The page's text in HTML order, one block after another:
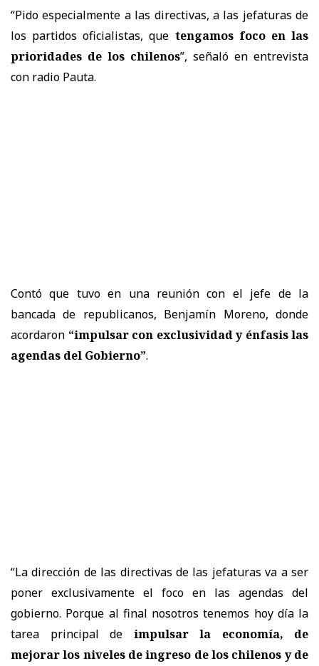
“Pido especialmente a las directivas, a las jefaturas de
los partidos oficialistas, que tengamos foco en las
prioridades de los chilenos”, señaló en entrevista
con radio Pauta.
Contó que tuvo en una reunión con el jefe de la
bancada de republicanos, Benjamín Moreno, donde
acordaron “impulsar con exclusividad y énfasis las
agendas del Gobierno”.
“La dirección de las directivas de las jefaturas va a ser
poner exclusivamente el foco en las agendas del
gobierno. Porque al final nosotros tenemos hoy día la
tarea principal de impulsar la economía, de
mejorar los niveles de ingreso de los chilenos y de